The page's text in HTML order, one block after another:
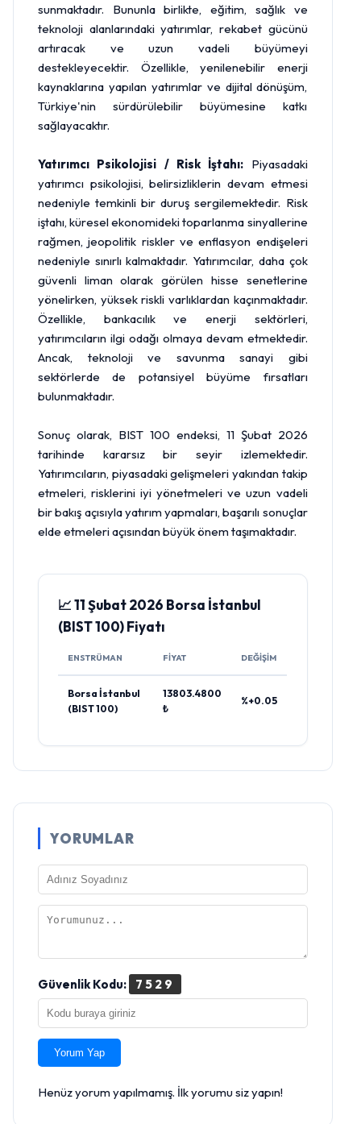
sunmaktadır. Bununla birlikte, eğitim, sağlık ve
teknoloji alanlarındaki yatırımlar, rekabet gücünü
artıracak ve uzun vadeli büyümeyi
destekleyecektir. Özellikle, yenilenebilir enerji
kaynaklarına yapılan yatırımlar ve dijital dönüşüm,
Türkiye'nin sürdürülebilir büyümesine katkı
sağlayacaktır.
Yatırımcı Psikolojisi / Risk İştahı: Piyasadaki
yatırımcı psikolojisi, belirsizliklerin devam etmesi
nedeniyle temkinli bir duruş sergilemektedir. Risk
iştahı, küresel ekonomideki toparlanma sinyallerine
rağmen, jeopolitik riskler ve enflasyon endişeleri
nedeniyle sınırlı kalmaktadır. Yatırımcılar, daha çok
güvenli liman olarak görülen hisse senetlerine
yönelirken, yüksek riskli varlıklardan kaçınmaktadır.
Özellikle, bankacılık ve enerji sektörleri,
yatırımcıların ilgi odağı olmaya devam etmektedir.
Ancak, teknoloji ve savunma sanayi gibi
sektörlerde de potansiyel büyüme fırsatları
bulunmaktadır.
Sonuç olarak, BIST 100 endeksi, 11 Şubat 2026
tarihinde kararsız bir seyir izlemektedir.
Yatırımcıların, piyasadaki gelişmeleri yakından takip
etmeleri, risklerini iyi yönetmeleri ve uzun vadeli
bir bakış açısıyla yatırım yapmaları, başarılı sonuçlar
elde etmeleri açısından büyük önem taşımaktadır.
📈 11 Şubat 2026 Borsa İstanbul
(BIST 100) Fiyatı
ENSTRÜMAN FIYAT DEĞIŞIM
Borsa İstanbul
(BIST 100)
13803.4800
₺
%+0.05
YORUMLAR
Güvenlik Kodu: 7529
Yorum Yap
Henüz yorum yapılmamış. İlk yorumu siz yapın!